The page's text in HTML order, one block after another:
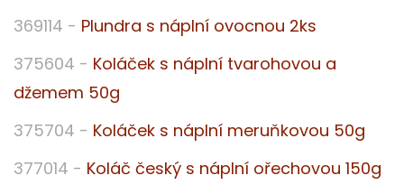
369114 - Plundra s náplní ovocnou 2ks
375604 - Koláček s náplní tvarohovou a
džemem 50g
375704 - Koláček s náplní meruňkovou 50g
377014 - Koláč český s náplní ořechovou 150g